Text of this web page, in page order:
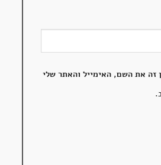
זה את השם, האימייל והאתר שלי